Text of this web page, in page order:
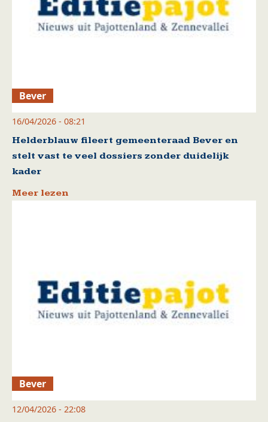
Bever
16/04/2026 - 08:21
Helderblauw fileert gemeenteraad Bever en
stelt vast te veel dossiers zonder duidelijk
kader
Meer lezen
Bever
12/04/2026 - 22:08